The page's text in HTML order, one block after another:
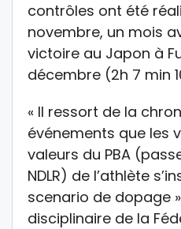
contrôles ont été
novembre, un mois
victoire au Japon à
décembre (2h 7 min
« Il ressort de la
événements que les
valeurs du PBA
NDLR) de l’athlète
scenario de dopage
disciplinaire de la